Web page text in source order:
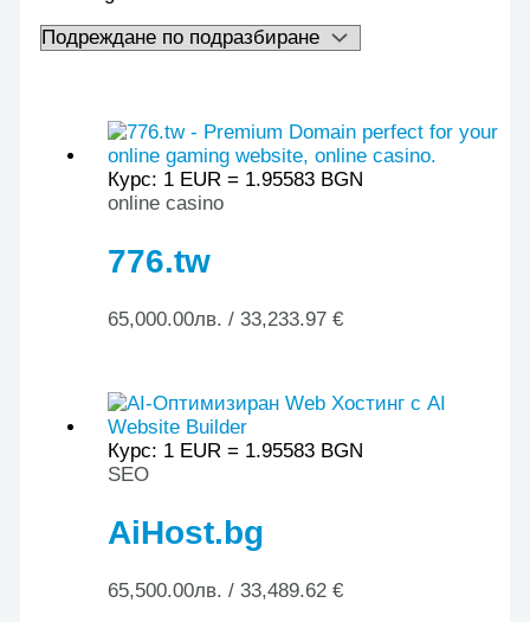
Курс: 1 EUR = 1.95583 BGN
online casino
776.tw
65,000.00лв. / 33,233.97 €
Курс: 1 EUR = 1.95583 BGN
SEO
AiHost.bg
65,500.00лв. / 33,489.62 €